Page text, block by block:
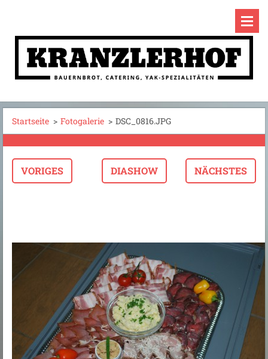
Startseite > Fotogalerie > DSC_0816.JPG
VORIGES DIASHOW NÄCHSTES